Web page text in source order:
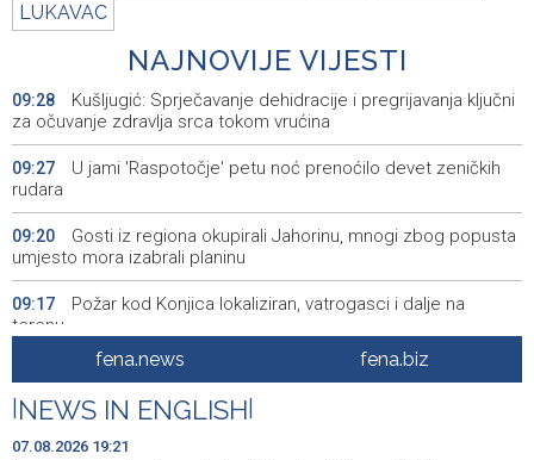
LUKAVAC
NAJNOVIJE VIJESTI
09:28
Kušljugić: Sprječavanje dehidracije i pregrijavanja ključni
za očuvanje zdravlja srca tokom vrućina
09:27
U jami 'Raspotočje' petu noć prenoćilo devet zeničkih
rudara
09:20
Gosti iz regiona okupirali Jahorinu, mnogi zbog popusta
umjesto mora izabrali planinu
09:17
Požar kod Konjica lokaliziran, vatrogasci i dalje na
terenu
U Stupama održan prvi „Gastro Livno“: Više od 20 jela
predstavilo raznolikost livanjske gastronomije
09:05 Pretežno sunčano jutro u BiH, u Mostaru 29 stepeni
fena.news fena.biz
NEWS IN ENGLISH
07.08.2026 19:21